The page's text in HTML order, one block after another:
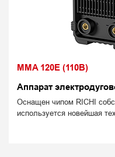
MMA 120E (110В)
Аппарат
Оснащен чипом RICHI
используется новейшая